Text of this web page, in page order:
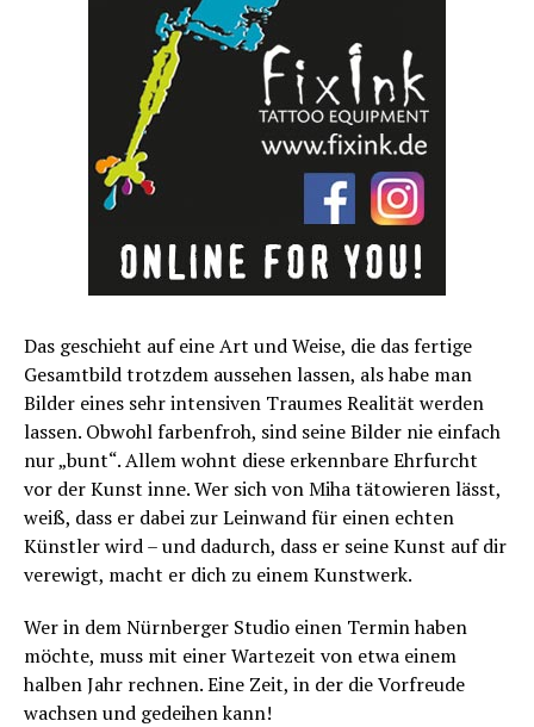
Das geschieht auf eine Art und Weise, die das fertige
Gesamtbild trotzdem aussehen lassen, als habe man
Bilder eines sehr intensiven Traumes Realität werden
lassen. Obwohl farbenfroh, sind seine Bilder nie einfach
nur „bunt“. Allem wohnt diese erkennbare Ehrfurcht
vor der Kunst inne. Wer sich von Miha tätowieren lässt,
weiß, dass er dabei zur Leinwand für einen echten
Künstler wird – und dadurch, dass er seine Kunst auf dir
verewigt, macht er dich zu einem Kunstwerk.
Wer in dem Nürnberger Studio einen Termin haben
möchte, muss mit einer Wartezeit von etwa einem
halben Jahr rechnen. Eine Zeit, in der die Vorfreude
wachsen und gedeihen kann!